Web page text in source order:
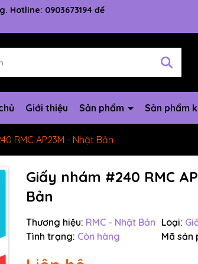
Hotline: 0903673194 để
Giới thiệu Sản phẩm Sản phẩm
RMC AP23M - Nhật Bản
Giấy nhám #240 RMC
Bản
Thương hiệu: RMC - Nhật Bản Loại:
Tình trạng: Còn hàng Mã sản